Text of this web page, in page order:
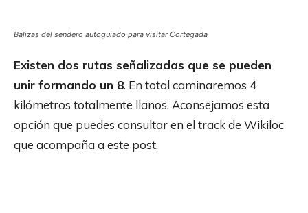
Balizas del sendero autoguiado para visitar Cortegada
Existen dos rutas señalizadas que se pueden
unir formando un 8. En total caminaremos 4
kilómetros totalmente llanos. Aconsejamos esta
opción que puedes consultar en el track de Wikiloc
que acompaña a este post.